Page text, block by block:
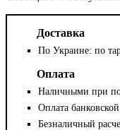
Доставка
По Украине: по
Оплата
Наличными при
Оплата
Безналичный